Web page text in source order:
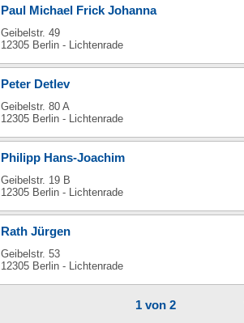
Paul Michael Frick Johanna
Geibelstr. 49
12305 Berlin - Lichtenrade
Peter Detlev
Geibelstr. 80 A
12305 Berlin - Lichtenrade
Philipp Hans-Joachim
Geibelstr. 19 B
12305 Berlin - Lichtenrade
Rath Jürgen
Geibelstr. 53
12305 Berlin - Lichtenrade
1 von 2